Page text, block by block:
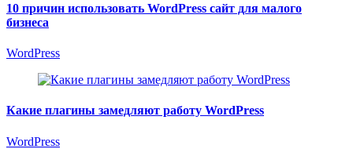
10 причин использовать WordPress сайт для малого
бизнеса
WordPress
Какие плагины замедляют работу WordPress
WordPress